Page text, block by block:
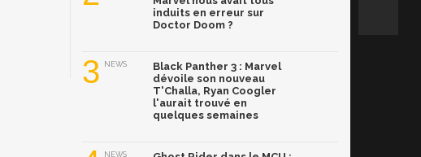
induits en erreur sur
Doctor Doom ?
3 NEWS
Black Panther 3 : Marvel
dévoile son nouveau
T'Challa, Ryan Coogler
l'aurait trouvé en
quelques semaines
NEWS